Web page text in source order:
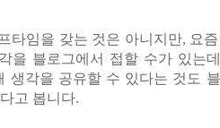
타임을 갖는 것은 아니지만, 요
을 블로그에서 접할 수가 있는
생각을 공유할 수 있다는 것도
고 봅니다.